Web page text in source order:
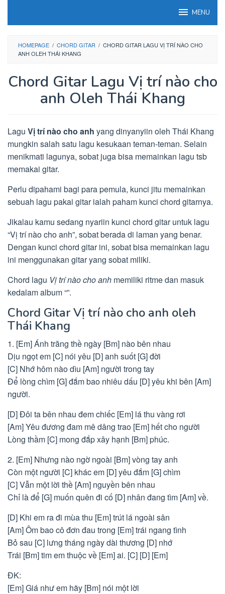
MENU
HOMEPAGE / CHORD GITAR / CHORD GITAR LAGU VỊ TRÍ NÀO CHO
ANH OLEH THÁI KHANG
Chord Gitar Lagu Vị trí nào cho
anh Oleh Thái Khang
Lagu Vị trí nào cho anh yang dinyanyiin oleh Thái Khang
mungkin salah satu lagu kesukaan teman-teman. Selain
menikmati lagunya, sobat juga bisa memainkan lagu tsb
memakai gitar.
Perlu dipahami bagi para pemula, kunci jitu memainkan
sebuah lagu pakai gitar ialah paham kunci chord gitarnya.
Jikalau kamu sedang nyariin kunci chord gitar untuk lagu
“Vị trí nào cho anh”, sobat berada di laman yang benar.
Dengan kunci chord gitar ini, sobat bisa memainkan lagu
ini menggunakan gitar yang sobat miliki.
Chord lagu Vị trí nào cho anh memiliki ritme dan masuk
kedalam album “”.
Chord Gitar Vị trí nào cho anh oleh
Thái Khang
1. [Em] Ánh trăng thề ngày [Bm] nào bên nhau
Dịu ngọt em [C] nói yêu [D] anh suốt [G] đời
[C] Nhớ hôm nào dìu [Am] người trong tay
Để lòng chìm [G] đắm bao nhiêu dấu [D] yêu khi bên [Am]
người.
[D] Đôi ta bên nhau đem chiếc [Em] lá thu vàng rơi
[Am] Yêu đương đam mê dâng trao [Em] hết cho người
Lòng thầm [C] mong đắp xây hạnh [Bm] phúc.
2. [Em] Nhưng nào ngờ ngoài [Bm] vòng tay anh
Còn một người [C] khác em [D] yêu đắm [G] chìm
[C] Vẫn một lời thề [Am] nguyền bên nhau
Chỉ là để [G] muốn quên đi cố [D] nhân đang tìm [Am] về.
[D] Khi em ra đi mùa thu [Em] trút lá ngoài sân
[Am] Ôm bao cô đơn đau trong [Em] trái ngang tình
Bỏ sau [C] lưng tháng ngày dài thương [D] nhớ
Trái [Bm] tim em thuộc về [Em] ai. [C] [D] [Em]
ĐK:
[Em] Giá như em hãy [Bm] nói một lời